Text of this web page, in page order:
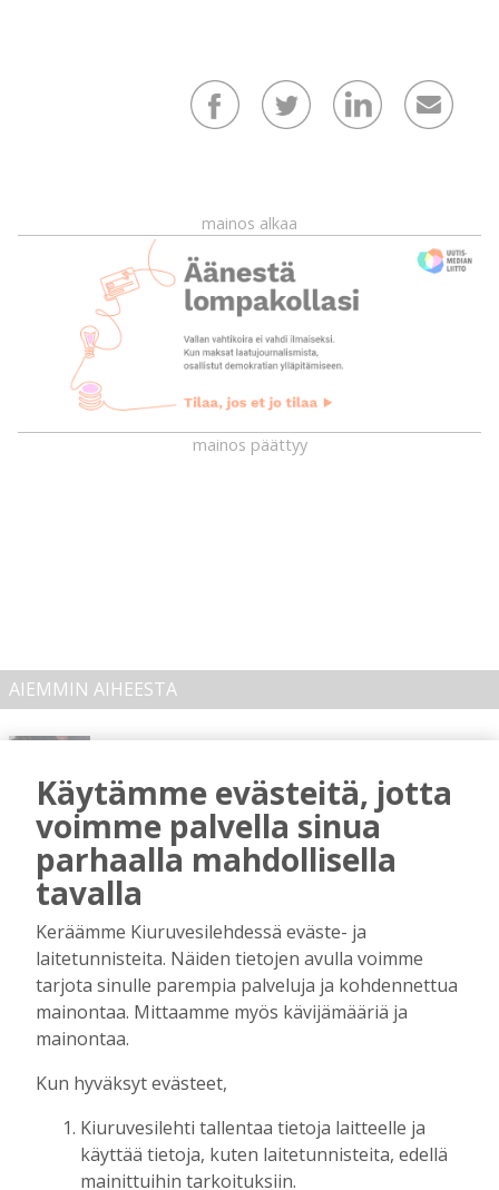
mainos alkaa
mainos päättyy
AIEMMIN AIHEESTA
Terveisiä eduskuntaan
Vilho Ruotsalainen 7.8.2026 12:26
Kuinka kauan Kiuruveden pyöräteiden
annetaan rapistua?
Tilaajille
Vilho Ruotsalainen 6.8.2026 16:09
Leikkausten ja veronkorotusten lisäksi
tarvitaan myös rahanhankkijoita
Tilaajille
Alli Huovinen
Onko Helsinki koko Suomi?
Tilaajille
Vilho Ruotsalainen 29.7.2026 15:40
Käytämme evästeitä, jotta
voimme palvella sinua
parhaalla mahdollisella
tavalla
Keräämme Kiuruvesilehdessä eväste- ja
laitetunnisteita. Näiden tietojen avulla voimme
tarjota sinulle parempia palveluja ja kohdennettua
mainontaa. Mittaamme myös kävijämääriä ja
mainontaa.
Kun hyväksyt evästeet,
Kiuruvesilehti tallentaa tietoja laitteelle ja
käyttää tietoja, kuten laitetunnisteita, edellä
mainittuihin tarkoituksiin.